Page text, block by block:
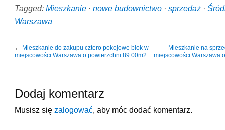
Tagged: Mieszkanie · nowe budownictwo · sprzedaż ·
Warszawa
← Mieszkanie do zakupu cztero pokojowe blok w
miejscowości Warszawa o powierzchni 89.00m2
Mieszkanie na
miejscowości Warszawa
Dodaj komentarz
Musisz się zalogować , aby móc dodać komentarz.